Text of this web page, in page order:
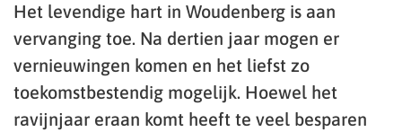
Het levendige hart in Woudenberg is aan
vervanging toe. Na dertien jaar mogen er
vernieuwingen komen en het liefst zo
toekomstbestendig mogelijk. Hoewel het
ravijnjaar eraan komt heeft te veel besparen